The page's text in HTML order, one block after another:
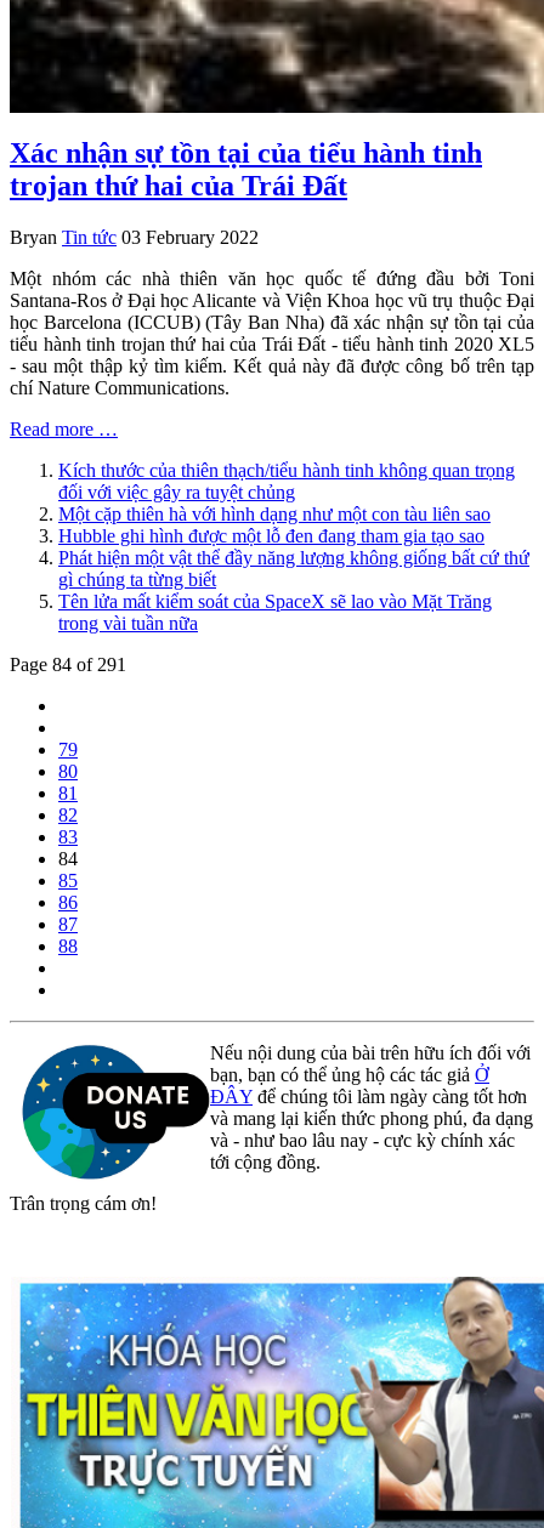
Xác nhận sự tồn tại của tiểu hành tinh
trojan thứ hai của Trái Đất
Bryan Tin tức 03 February 2022
Một nhóm các nhà thiên văn học quốc tế đứng đầu bởi Toni
Santana-Ros ở Đại học Alicante và Viện Khoa học vũ trụ thuộc Đại
học Barcelona (ICCUB) (Tây Ban Nha) đã xác nhận sự tồn tại của
tiểu hành tinh trojan thứ hai của Trái Đất - tiểu hành tinh 2020 XL5
- sau một thập kỷ tìm kiếm. Kết quả này đã được công bố trên tạp
chí Nature Communications.
Read more …
Kích thước của thiên thạch/tiểu hành tinh không quan trọng
đối với việc gây ra tuyệt chủng
Một cặp thiên hà với hình dạng như một con tàu liên sao
Hubble ghi hình được một lỗ đen đang tham gia tạo sao
Phát hiện một vật thể đầy năng lượng không giống bất cứ thứ
gì chúng ta từng biết
Tên lửa mất kiểm soát của SpaceX sẽ lao vào Mặt Trăng
trong vài tuần nữa
Page 84 of 291
79
80
81
82
83
84
85
86
87
88
Nếu nội dung của bài trên hữu ích đối với
bạn, bạn có thể ủng hộ các tác giả Ở
ĐÂY để chúng tôi làm ngày càng tốt hơn
và mang lại kiến thức phong phú, đa dạng
và - như bao lâu nay - cực kỳ chính xác
tới cộng đồng.
Trân trọng cám ơn!